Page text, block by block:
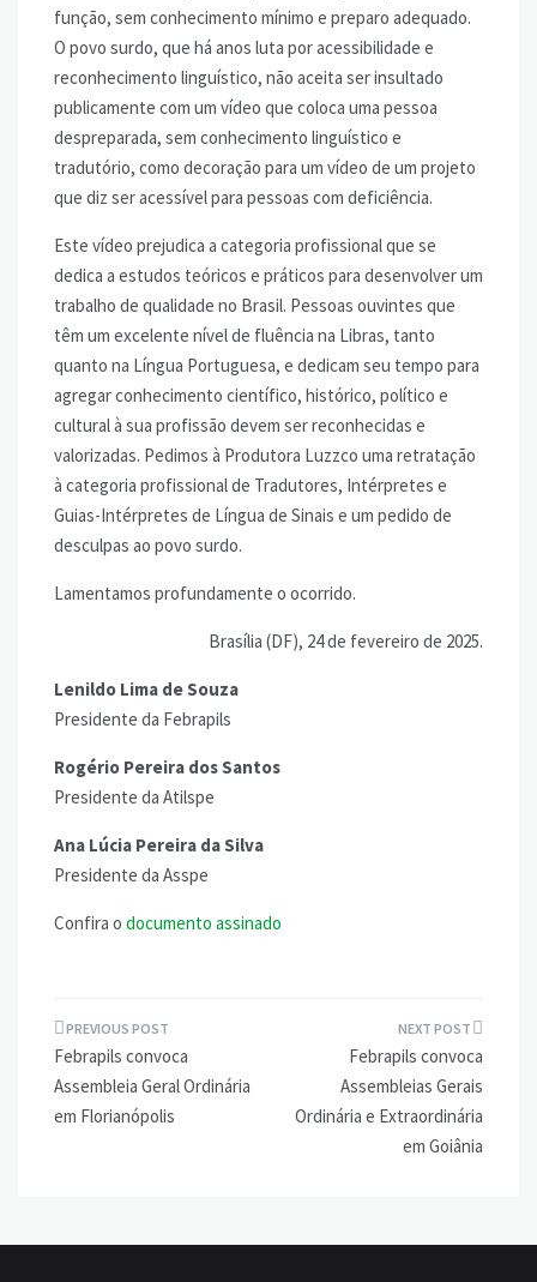
função, sem conhecimento mínimo e preparo adequado.
O povo surdo, que há anos luta por acessibilidade e
reconhecimento linguístico, não aceita ser insultado
publicamente com um vídeo que coloca uma pessoa
despreparada, sem conhecimento linguístico e
tradutório, como decoração para um vídeo de um projeto
que diz ser acessível para pessoas com deficiência.
Este vídeo prejudica a categoria profissional que se
dedica a estudos teóricos e práticos para desenvolver um
trabalho de qualidade no Brasil. Pessoas ouvintes que
têm um excelente nível de fluência na Libras, tanto
quanto na Língua Portuguesa, e dedicam seu tempo para
agregar conhecimento científico, histórico, político e
cultural à sua profissão devem ser reconhecidas e
valorizadas. Pedimos à Produtora Luzzco uma retratação
à categoria profissional de Tradutores, Intérpretes e
Guias-Intérpretes de Língua de Sinais e um pedido de
desculpas ao povo surdo.
Lamentamos profundamente o ocorrido.
Brasília (DF), 24 de fevereiro de 2025.
Lenildo Lima de Souza
Presidente da Febrapils
Rogério Pereira dos Santos
Presidente da Atilspe
Ana Lúcia Pereira da Silva
Presidente da Asspe
Confira o documento assinado
Navegação
de
Post
Febrapils convoca
Assembleia Geral Ordinária
em Florianópolis
Febrapils convoca
Assembleias Gerais
Ordinária e Extraordinária
em Goiânia